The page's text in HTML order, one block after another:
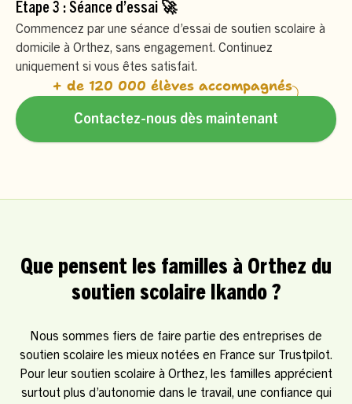
Étape 3 : Séance d’essai 🚀
Commencez par une séance d’essai de soutien scolaire à
domicile à Orthez, sans engagement. Continuez
uniquement si vous êtes satisfait.
+ de 120 000 élèves accompagnés
Contactez-nous dès maintenant
Que pensent les familles à Orthez du
soutien scolaire Ikando ?
Nous sommes fiers de faire partie des entreprises de
soutien scolaire les mieux notées en France sur Trustpilot.
Pour leur soutien scolaire à Orthez, les familles apprécient
surtout plus d’autonomie dans le travail, une confiance qui